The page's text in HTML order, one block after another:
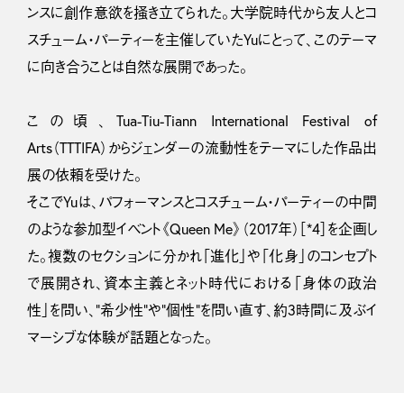
ンスに創作意欲を掻き立てられた。大学院時代から友人とコ
スチューム・パーティーを主催していたYuにとって、このテーマ
に向き合うことは自然な展開であった。
この頃、Tua-Tiu-Tiann International Festival of
Arts（TTTIFA）からジェンダーの流動性をテーマにした作品出
展の依頼を受けた。
そこでYuは、パフォーマンスとコスチューム・パーティーの中間
のような参加型イベント《Queen Me》（2017年）［*4］を企画し
た。複数のセクションに分かれ「進化」や「化身」のコンセプト
で展開され、資本主義とネット時代における「身体の政治
性」を問い、“希少性”や“個性”を問い直す、約3時間に及ぶイ
マーシブな体験が話題となった。